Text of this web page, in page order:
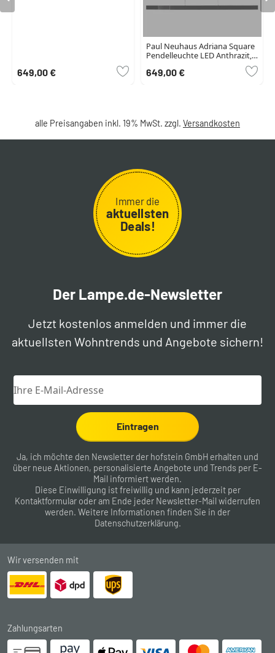
649,00 €
Paul Neuhaus Adriana Square
Pendelleuchte LED Anthrazit,
649,00 €
alle Preisangaben inkl. 19% MwSt. zzgl. Versandkosten
Immer die
aktuellsten
Deals!
Der Lampe.de-Newsletter
Jetzt kostenlos anmelden und immer die
aktuellsten Wohntrends und Angebote sichern!
Eintragen
Ja, ich möchte den Newsletter der hofstein GmbH erhalten und
über neue Aktionen, personalisierte Angebote und Trends per E-
Mail informiert werden.
Diese Einwilligung ist freiwillig und kann jederzeit per
Kontaktformular oder am Ende jeder Newsletter-Mail widerrufen
werden. Weitere Informationen finden Sie in der
Datenschutzerklärung.
Wir versenden mit
Zahlungsarten